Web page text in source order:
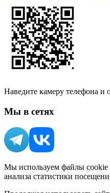
Наведите камеру телефона и
Мы в сетях
Мы используем файлы cookie
анализа статистики